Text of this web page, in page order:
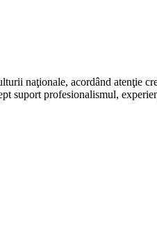
naţionale, acordând atenţie
suport profesionalismul,